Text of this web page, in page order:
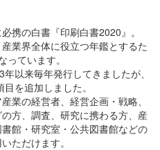
携の白書『印刷白書2020』。
業界全体に役立つ年鑑とするた
ています。
以来毎年発行してきましたが、
を追加しました。
業の経営者、経営企画・戦略、
方、調査、研究に携わる方、産
館・研究室・公共図書館などの
ただけます。